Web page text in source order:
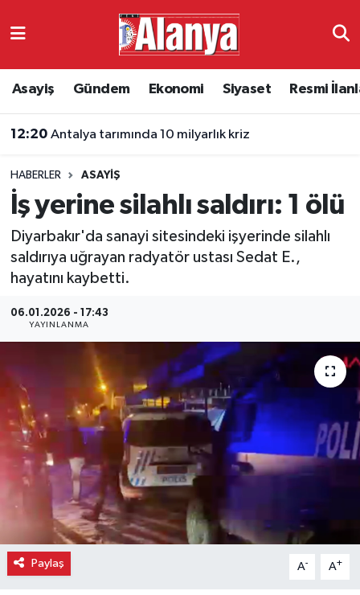
Asayiş Gündem Ekonomi Siyaset Resmi
12:20 Antalya tarımında 10 milyarlık kriz
HABERLER ASAYIŞ
İş yerine silahlı saldırı: 1 ölü
Diyarbakır'da sanayi sitesindeki işyerinde silahlı
saldırıya uğrayan radyatör ustası Sedat E.,
hayatını kaybetti.
06.01.2026 - 17:43
YAYINLANMA
Paylaş A- A+
Ekonomi
Alanyaspor
Turizm
E-Gazete
Antalya Namaz Vakitleri
Antalya Trafik Yoğunluk Haritası
Tüm Manşetler
Son Dakika Haberleri
Haber Arşivi